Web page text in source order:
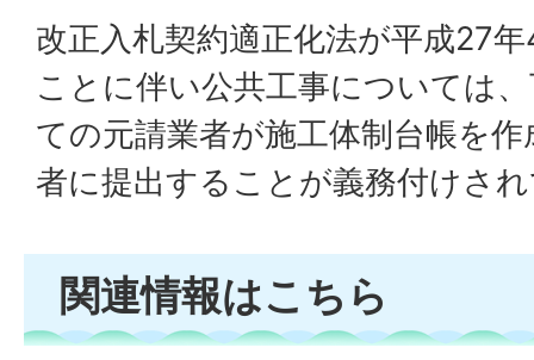
改正入札契約適正化法が平成27
ことに伴い公共工事については
ての元請業者が施工体制台帳を
者に提出することが義務付けさ
関連情報はこちら